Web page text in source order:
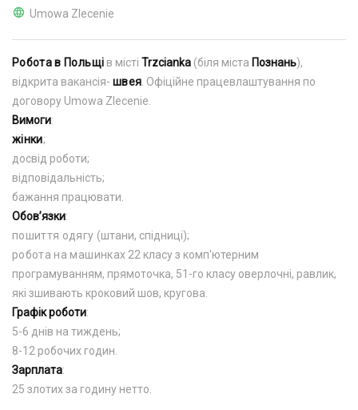
Umowa Zlecenie
Робота в Польщі в містіTrzcianka (біля міста Познань),
відкрита вакансія- швея . Офіційне працевлаштування по
договору Umowa Zlecenie.
Вимоги:
жінки;
досвід роботи;
відповідальність;
бажання працювати.
Обов’язки:
пошиття одягу (штани, спідниці);
робота на машинках 22 класу з комп'ютерним
програмуванням, прямоточка, 51-го класу оверлочні, равлик,
які зшивають кроковий шов, кругова.
Графік роботи:
5-6 днів на тиждень;
8-12 робочих годин.
Зарплата:
25 злотих за годину нетто.